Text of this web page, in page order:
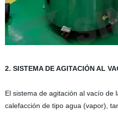
2. SISTEMA DE AGITACIÓN AL
El sistema de agitación al vacío de
calefacción de tipo agua (vapor),